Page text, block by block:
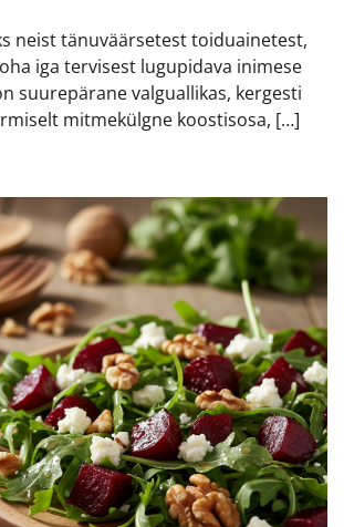
neist tänuväärsetest toiduainetest,
iga tervisest lugupidava inimese
suurepärane valguallikas, kergesti
mitmekülgne koostisosa, […]